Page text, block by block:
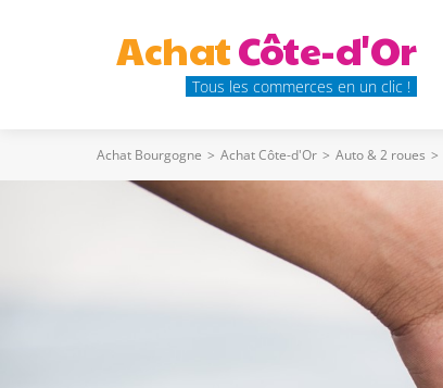
AchatCôte-d'Or
Tous les commerces en un clic !
Achat Bourgogne > Achat Côte-d'Or > Auto & 2 roues >